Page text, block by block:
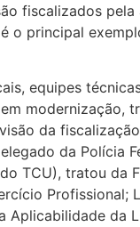
fiscalizados
o principal
equipes
modernização,
da
da
TCU), tratou
da